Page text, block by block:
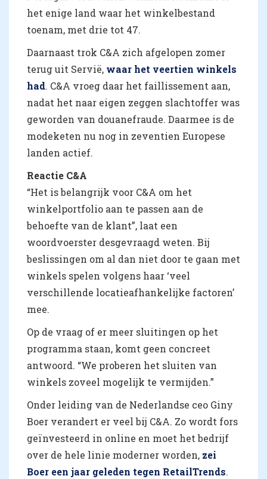
het enige land waar het winkelbestand
toenam, met drie tot 47.
Daarnaast trok C&A zich afgelopen zomer
terug uit Servië, waar het veertien winkels
had. C&A vroeg daar het faillissement aan,
nadat het naar eigen zeggen slachtoffer was
geworden van douanefraude. Daarmee is de
modeketen nu nog in zeventien Europese
landen actief.
Reactie C&A
“Het is belangrijk voor C&A om het
winkelportfolio aan te passen aan de
behoefte van de klant”, laat een
woordvoerster desgevraagd weten. Bij
beslissingen om al dan niet door te gaan met
winkels spelen volgens haar ‘veel
verschillende locatieafhankelijke factoren’
mee.
Op de vraag of er meer sluitingen op het
programma staan, komt geen concreet
antwoord. “We proberen het sluiten van
winkels zoveel mogelijk te vermijden.”
Onder leiding van de Nederlandse ceo Giny
Boer verandert er veel bij C&A. Zo wordt fors
geïnvesteerd in online en moet het bedrijf
over de hele linie moderner worden, zei
Boer een jaar geleden tegen RetailTrends.